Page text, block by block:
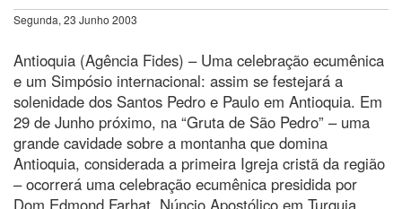
Segunda, 23 Junho 2003
Antioquia (Agência Fides) – Uma celebração ecumênica
e um Simpósio internacional: assim se festejará a
solenidade dos Santos Pedro e Paulo em Antioquia. Em
29 de Junho próximo, na “Gruta de São Pedro” – uma
grande cavidade sobre a montanha que domina
Antioquia, considerada a primeira Igreja cristã da região
– ocorrerá uma celebração ecumênica presidida por
Dom Edmond Farhat, Núncio Apostólico em Turquia,